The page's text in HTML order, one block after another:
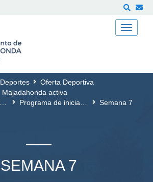
Deportes
Oferta Deportiva
Majadahonda activa
Programa de iniciación al ejercicio - 11 semanas Semana 7
SEMANA 7